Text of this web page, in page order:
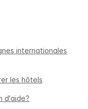
internationales
les hôtels
d'aide?